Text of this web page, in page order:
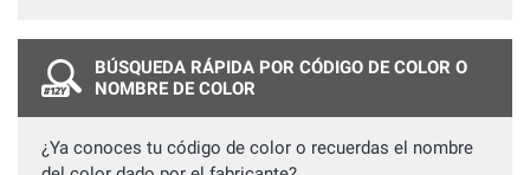
BÚSQUEDA RÁPIDA POR CÓDIGO DE COLOR O
NOMBRE DE COLOR
¿Ya conoces tu código de color o recuerdas el nombre